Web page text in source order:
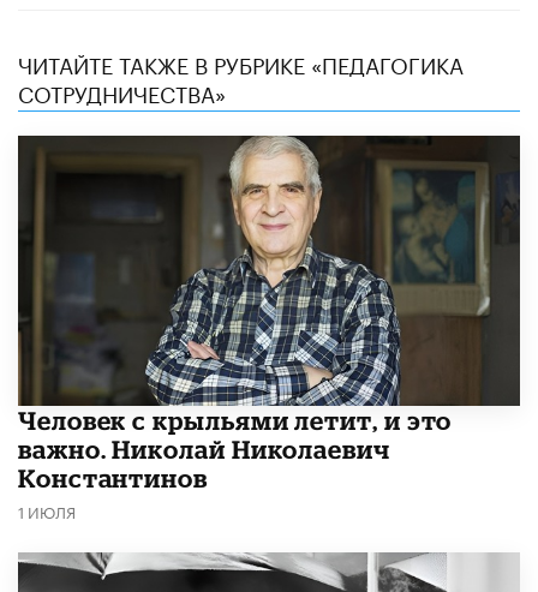
ЧИТАЙТЕ ТАКЖЕ В РУБРИКЕ «ПЕДАГОГИКА
СОТРУДНИЧЕСТВА»
​Человек с крыльями летит, и это
важно. Николай Николаевич
Константинов
1 ИЮЛЯ